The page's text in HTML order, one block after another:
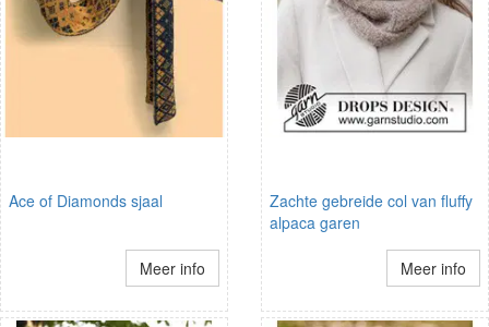
Ace of Diamonds sjaal
Meer info
Zachte gebreide col van fluffy
alpaca garen
Meer info